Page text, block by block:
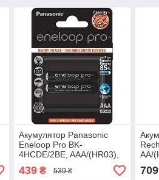
Акумулятор Panasonic
Eneloop Pro BK-
4HCDE/2BE, AAA/(HR03),
930mAh, LSD Ni-MH,
блістер 2шт
439₴ 539 ₴
AA/
Ni-
709